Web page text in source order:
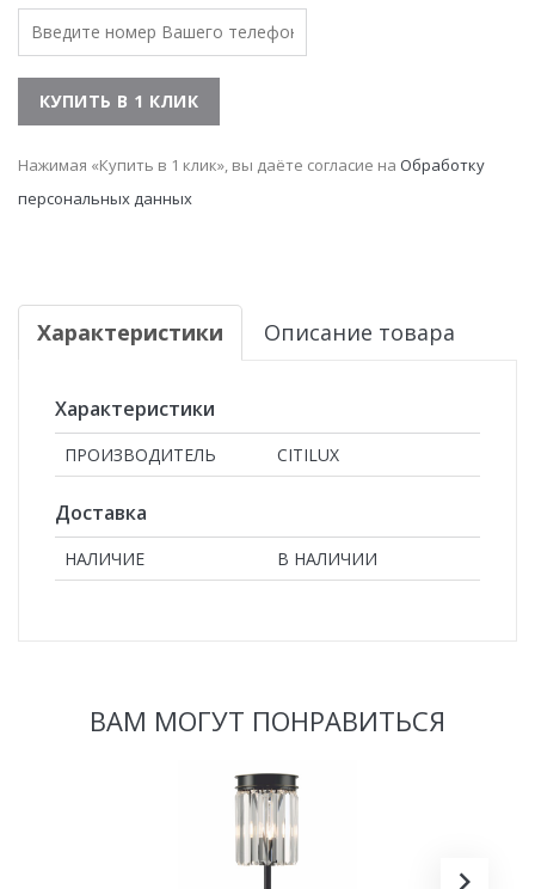
Нажимая «Купить в 1 клик», вы даёте согласие на Обработку
персональных данных
Характеристики Описание товара
Характеристики
ПРОИЗВОДИТЕЛЬ CITILUX
Доставка
НАЛИЧИЕ В НАЛИЧИИ
ВАМ МОГУТ ПОНРАВИТЬСЯ